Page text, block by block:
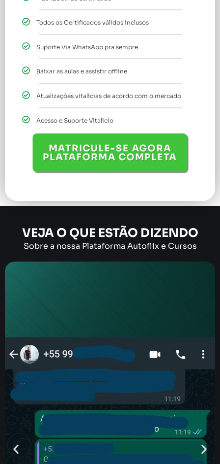
Todos os Certificados válidos inclusos
Suporte Via WhatsApp pra sempre
Baixar as aulas e assistir offline
Atualizações vitalícias de acordo com o mercado
Acesso e Suporte Vitalício
MATRICULE-SE AGORA
PLATAFORMA COMPLETA
VEJA O QUE ESTÃO DIZENDO
Sobre a nossa Plataforma Autoflix e Cursos